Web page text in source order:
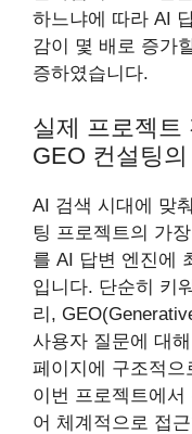
하느냐에 따라 AI
감이 몇 배로 증가
증하였습니다.
실제 프로젝트
GEO 컨설팅의
AI 검색 시대에 맞
팅 프로젝트의 가
를 AI 답변 엔진에
입니다. 단순히 키
리,
사용자 질문에 대
페이지에 구조적
이번 프로젝트에
어 체계적으로 접